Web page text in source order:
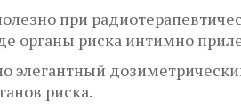
при
органы риска интимно
элегантный
риска.